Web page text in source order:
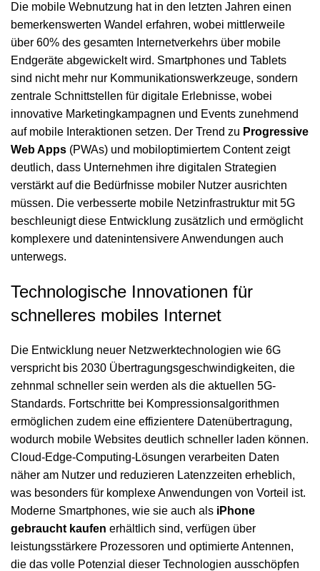
Die mobile Webnutzung hat in den letzten Jahren einen
bemerkenswerten Wandel erfahren, wobei mittlerweile
über 60% des gesamten Internetverkehrs über mobile
Endgeräte abgewickelt wird. Smartphones und Tablets
sind nicht mehr nur Kommunikationswerkzeuge, sondern
zentrale Schnittstellen für digitale Erlebnisse, wobei
innovative Marketingkampagnen und Events zunehmend
auf mobile Interaktionen setzen. Der Trend zu Progressive
Web Apps (PWAs) und mobiloptimiertem Content zeigt
deutlich, dass Unternehmen ihre digitalen Strategien
verstärkt auf die Bedürfnisse mobiler Nutzer ausrichten
müssen. Die verbesserte mobile Netzinfrastruktur mit 5G
beschleunigt diese Entwicklung zusätzlich und ermöglicht
komplexere und datenintensivere Anwendungen auch
unterwegs.
Technologische Innovationen für
schnelleres mobiles Internet
Die Entwicklung neuer Netzwerktechnologien wie 6G
verspricht bis 2030 Übertragungsgeschwindigkeiten, die
zehnmal schneller sein werden als die aktuellen 5G-
Standards. Fortschritte bei Kompressionsalgorithmen
ermöglichen zudem eine effizientere Datenübertragung,
wodurch mobile Websites deutlich schneller laden können.
Cloud-Edge-Computing-Lösungen verarbeiten Daten
näher am Nutzer und reduzieren Latenzzeiten erheblich,
was besonders für komplexe Anwendungen von Vorteil ist.
Moderne Smartphones, wie sie auch als iPhone
gebraucht kaufen erhältlich sind, verfügen über
leistungsstärkere Prozessoren und optimierte Antennen,
die das volle Potenzial dieser Technologien ausschöpfen